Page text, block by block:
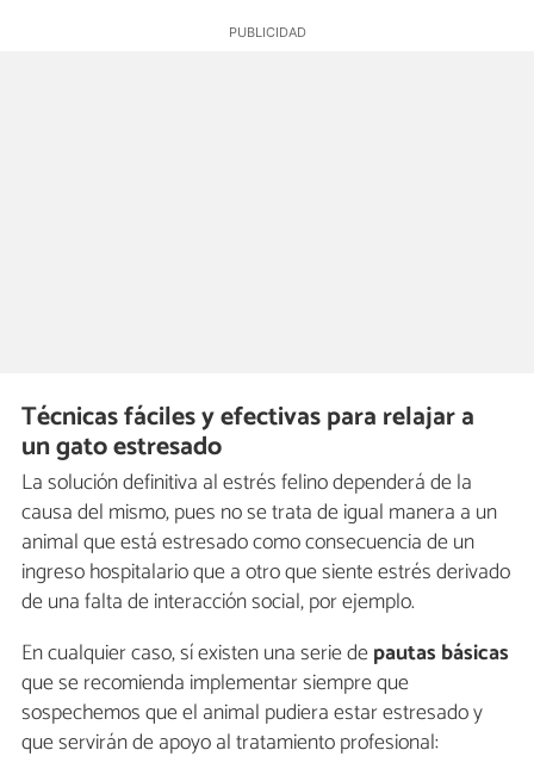
Técnicas fáciles y efectivas para relajar a
un gato estresado
La solución definitiva al estrés felino dependerá de la
causa del mismo, pues no se trata de igual manera a un
animal que está estresado como consecuencia de un
ingreso hospitalario que a otro que siente estrés derivado
de una falta de interacción social, por ejemplo.
En cualquier caso, sí existen una serie depautas básicas
que se recomienda implementar siempre que
sospechemos que el animal pudiera estar estresado y
que servirán de apoyo al tratamiento profesional: